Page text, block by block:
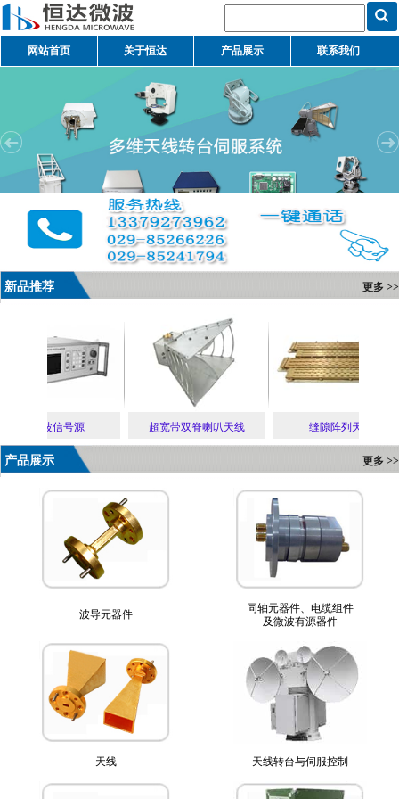
网站首页 关于恒达 产品展示 联系我们
新品推荐 更多 >>
3mm波信号源 超宽带双脊喇叭天线 缝隙阵列天线
产品展示 更多 >>
波导元器件
同轴元器件、电缆组件
及微波有源器件
天线 天线转台与伺服控制